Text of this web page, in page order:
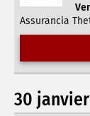
Assurancia
30